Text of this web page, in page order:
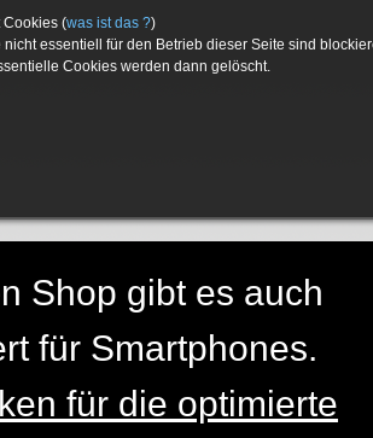
Shop gibt es auch
für Smartphones.
für die optimierte
Cookies (was ist das ?)
essentiell für den Betrieb dieser Seite sind
Cookies werden dann gelöscht.